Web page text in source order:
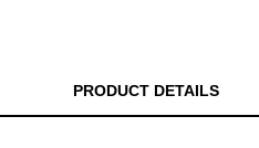
PRODUCT DETAILS